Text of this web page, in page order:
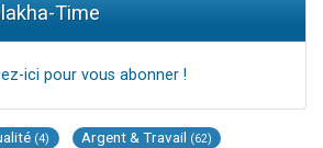
Time
ici pour vous abonner !
(4) Argent & Travail (62)